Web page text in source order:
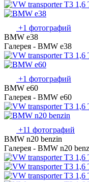
+1 фотографий
BMW e38
Галерея - BMW e38
+1 фотографий
BMW e60
Галерея - BMW e60
+11 фотографий
BMW n20 benzin
Галерея - BMW n20